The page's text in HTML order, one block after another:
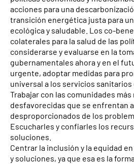
acciones para una
transición energética justa para
ecológica y saludable. Los co-
colaterales para la salud de las
considerarse y evaluarse en la
gubernamentales ahora y en el
urgente, adoptar medidas para
universal a los servicios sanitarios
Trabajar con las comunidades más
desfavorecidas que se enfrentan
desproporcionados de los
Escucharles y confiarles los
soluciones.
Centrar la inclusión y la equidad
y soluciones, ya que esa es la